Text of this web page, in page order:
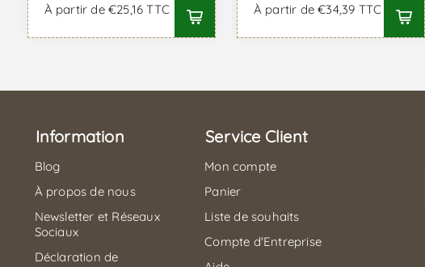
À partir de €25,16 TTC À partir de €34,39 TTC
Information
Blog
À propos de nous
Newsletter et Réseaux
Sociaux
Déclaration de
Service Client
Mon compte
Panier
Liste de souhaits
Compte d'Entreprise